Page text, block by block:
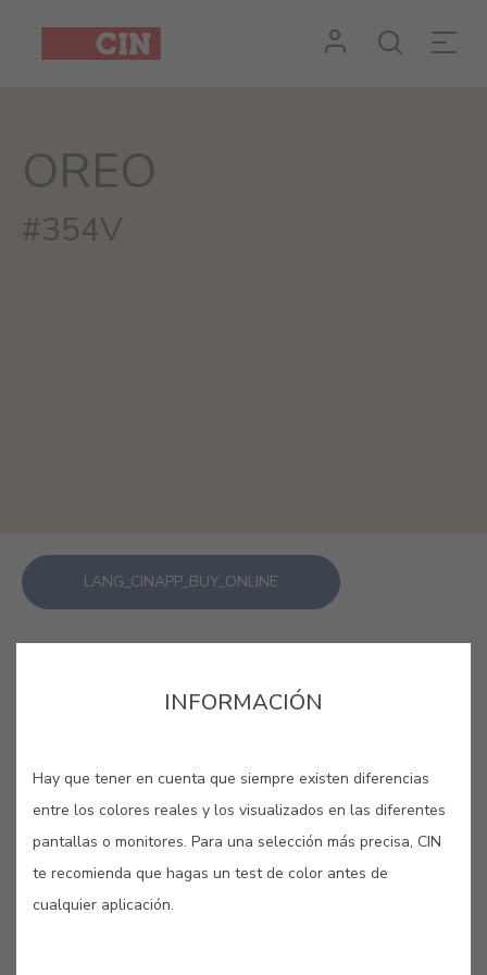
OREO
#354V
LANG_CINAPP_BUY_ONLINE
Este beige suave surge del deseo de
INFORMACIÓN
Hay que tener en cuenta que siempre existen diferencias
entre los colores reales y los visualizados en las diferentes
pantallas o monitores. Para una selección más precisa, CIN
te recomienda que hagas un test de color antes de
cualquier aplicación.